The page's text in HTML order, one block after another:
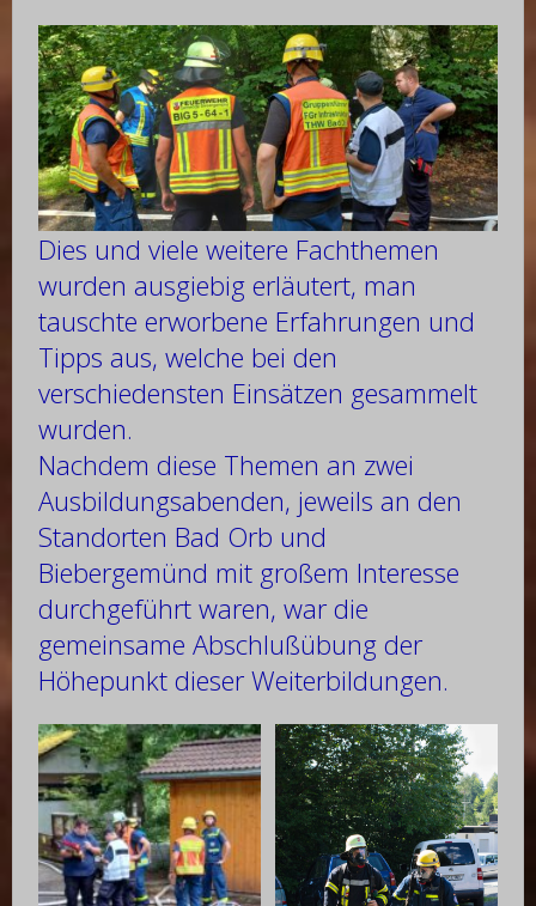
Dies und viele weitere Fachthemen
wurden ausgiebig erläutert, man
tauschte erworbene Erfahrungen und
Tipps aus, welche bei den
verschiedensten Einsätzen gesammelt
wurden.
Nachdem diese Themen an zwei
Ausbildungsabenden, jeweils an den
Standorten Bad Orb und
Biebergemünd mit großem Interesse
durchgeführt waren, war die
gemeinsame Abschlußübung der
Höhepunkt dieser Weiterbildungen.